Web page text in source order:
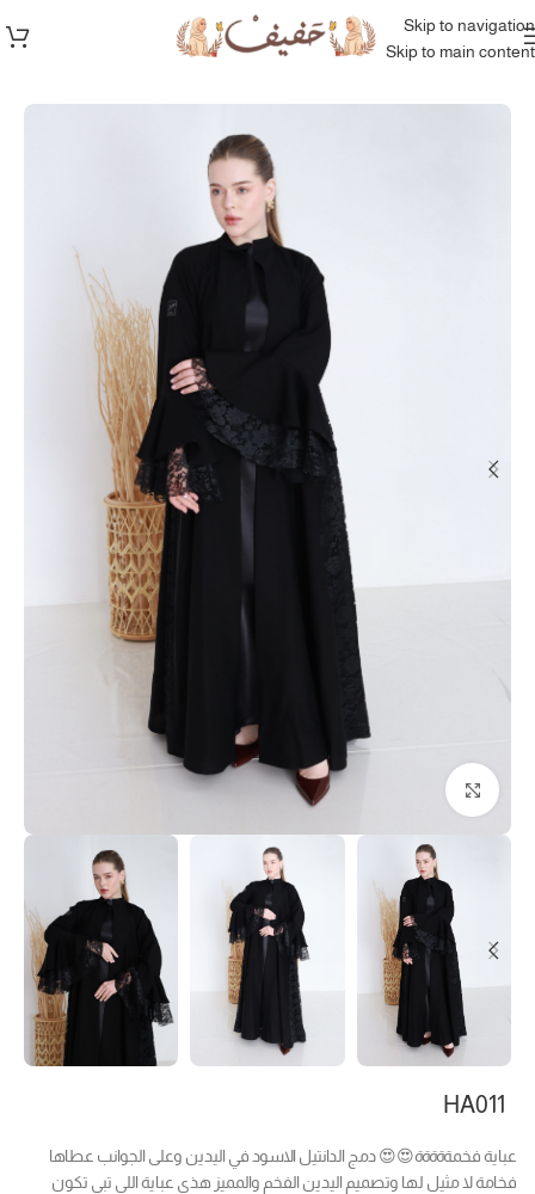
Skip to navigation
Skip to main content
الرئيسية/ المجموعة كاملة
Click to enlarge
HA011
عباية فخمةةةةة😍😍 دمج الدانتيل الاسود في اليدين وعلى الجوانب عطاها
فخامة لا مثيل لها وتصميم اليدين الفخم والمميز هذي عباية اللي تبي تكون